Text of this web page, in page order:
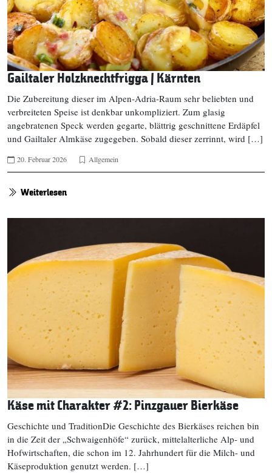
Gailtaler Holzknechtfrigga | Kärnten
Die Zubereitung dieser im Alpen-Adria-Raum sehr beliebten und
verbreiteten Speise ist denkbar unkompliziert. Zum glasig
angebratenen Speck werden gegarte, blättrig geschnittene Erdäpfel
und Gailtaler Almkäse zugegeben. Sobald dieser zerrinnt, wird […]
20. Februar 2026 Allgemein
Weiterlesen
Käse mit Charakter #2: Pinzgauer Bierkäse
Geschichte und TraditionDie Geschichte des Bierkäses reichen bin
in die Zeit der „Schwaigenhöfe“ zurück, mittelalterliche Alp- und
Hofwirtschaften, die schon im 12. Jahrhundert für die Milch- und
Käseproduktion genutzt werden. […]